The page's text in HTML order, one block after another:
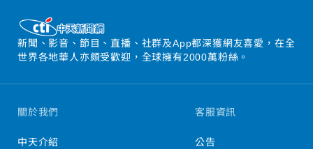
新聞、影音、節目、直播、社群及App都深獲網友喜愛，在全
世界各地華人亦頗受歡迎，全球擁有2000萬粉絲。
關於我們
中天介紹
客服資訊
公告